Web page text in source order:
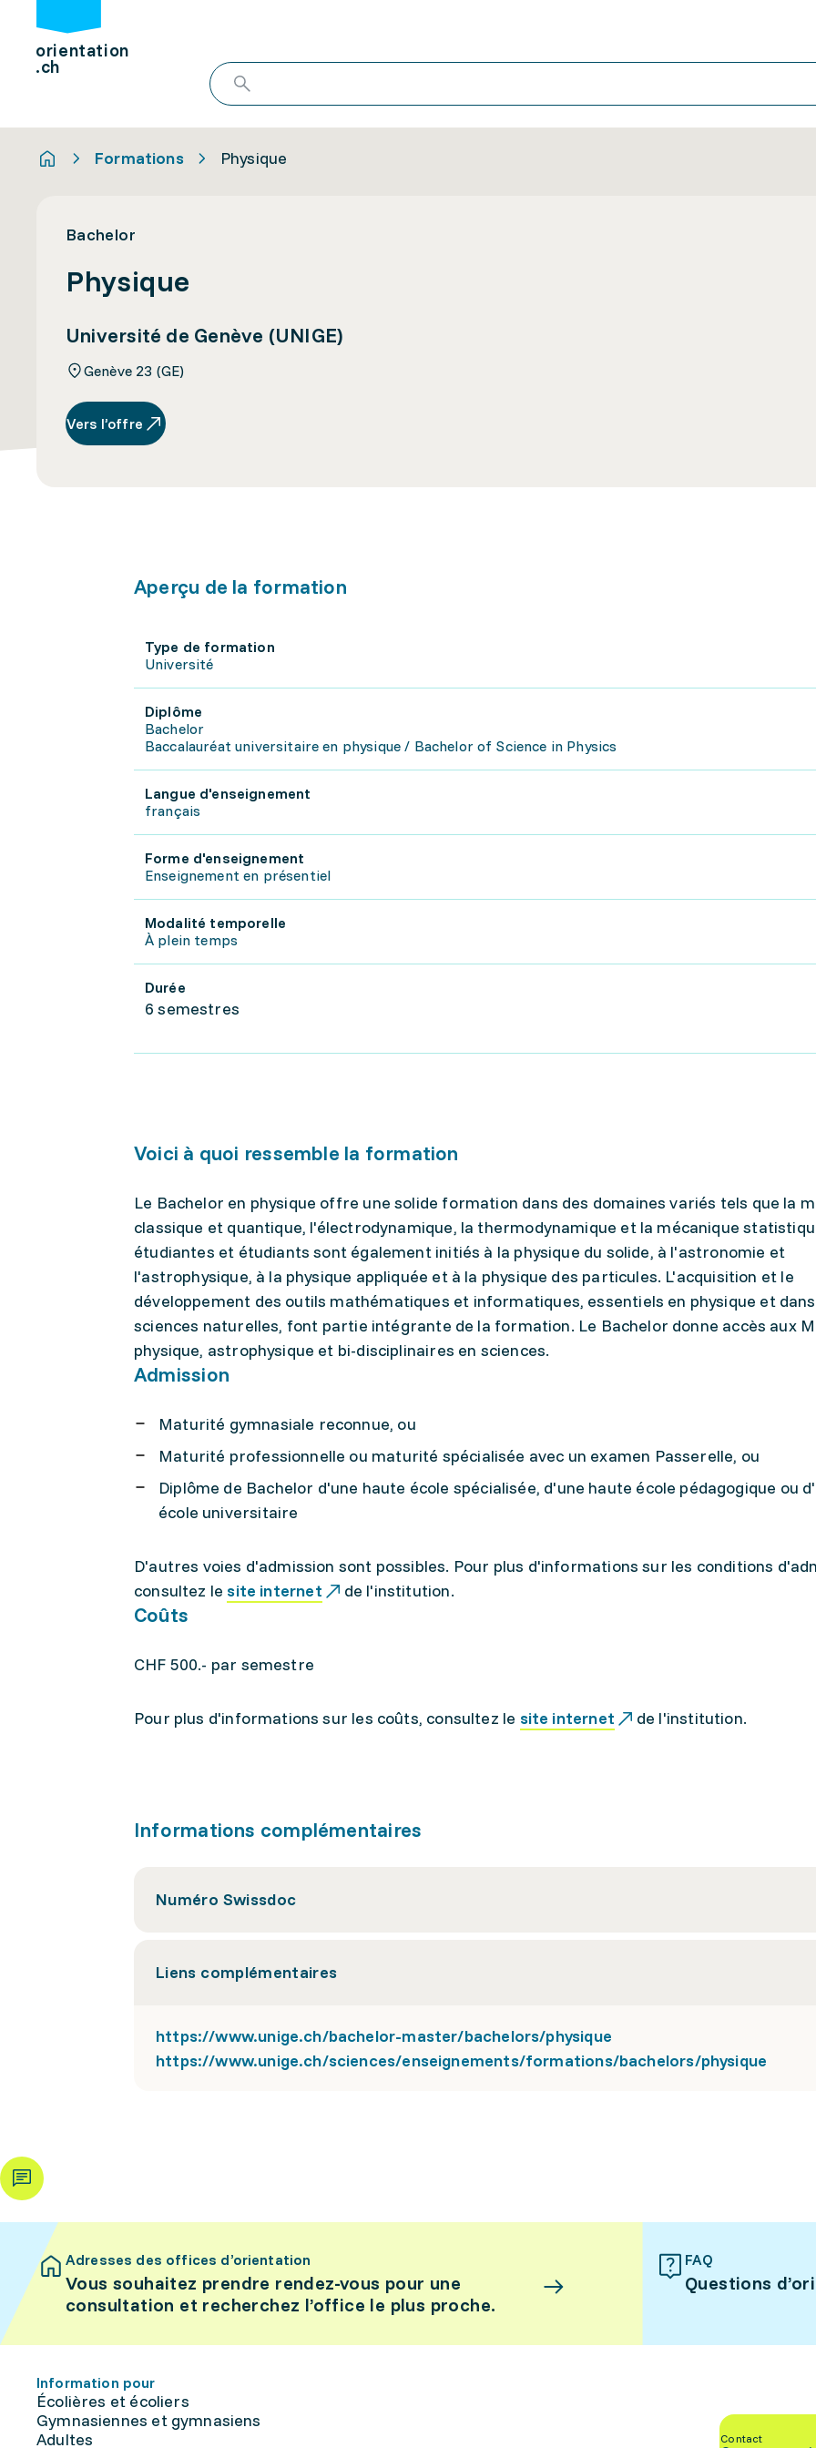
orientation
.ch
Formations Physique
Bachelor
Physique
Université de Genève (UNIGE)
Genève 23 (GE)
Vers l’offre
Aperçu de la formation
Type de formation
Université
Diplôme
Bachelor
Baccalauréat universitaire en physique / Bachelor of Science in Physics
Langue d'enseignement
français
Forme d'enseignement
Enseignement en présentiel
Modalité temporelle
À plein temps
Durée
6 semestres
Voici à quoi ressemble la formation
Le Bachelor en physique offre une solide formation dans des domaines variés tels que la
classique et quantique, l'électrodynamique, la thermodynamique et la mécanique
étudiantes et étudiants sont également initiés à la physique du solide, à l'astronomie et
l'astrophysique, à la physique appliquée et à la physique des particules. L'acquisition et le
développement des outils mathématiques et informatiques, essentiels en physique et
sciences naturelles, font partie intégrante de la formation. Le Bachelor donne accès aux
physique, astrophysique et bi-disciplinaires en sciences.
Admission
Maturité gymnasiale reconnue, ou
Maturité professionnelle ou maturité spécialisée avec un examen Passerelle, ou
Diplôme de Bachelor d'une haute école spécialisée, d'une haute école pédagogique ou
école universitaire
D'autres voies d'admission sont possibles. Pour plus d'informations sur les conditions
consultez le site internet de l'institution.
Coûts
CHF 500.- par semestre
Pour plus d'informations sur les coûts, consultez le site internet de l'institution.
Informations complémentaires
Numéro Swissdoc
Liens complémentaires
https://www.unige.ch/bachelor-master/bachelors/physique
https://www.unige.ch/sciences/enseignements/formations/bachelors/physique
Adresses des offices d’orientation
Vous souhaitez prendre rendez-vous pour une
consultation et recherchez l’office le plus proche.
FAQ
Questions
Information pour
Écolières et écoliers
Gymnasiennes et gymnasiens
Adultes
Contact